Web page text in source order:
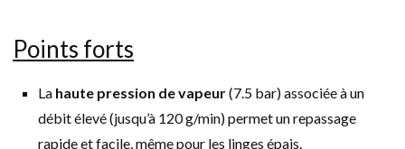
Points forts
La haute pression de vapeur(7.5 bar) associée à un
débit élevé (jusqu’à 120 g/min) permet un repassage
rapide et facile, même pour les linges épais.